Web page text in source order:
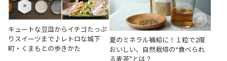
キュートな豆皿からイチゴたっぷ
りスイーツまで♪レトロな城下
町・くまもとの歩きかた
夏のミネラル補給に！１粒で2度
おいしい、自然栽培の“食べられ
る麦茶”とは？